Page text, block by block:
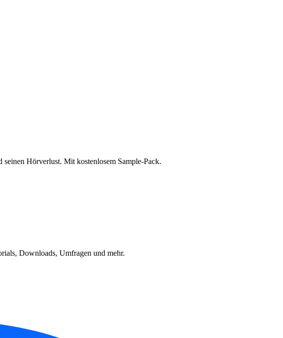
Hörverlust. Mit kostenlosem Sample-Pack.
Downloads, Umfragen und mehr.